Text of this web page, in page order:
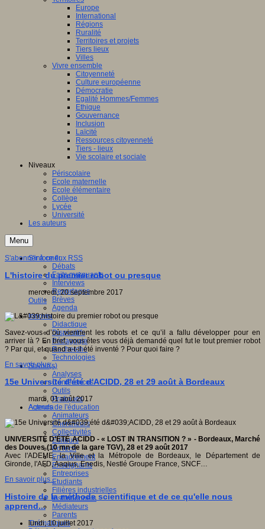
Europe
International
Régions
Ruralité
Territoires et projets
Tiers lieux
Villes
Vivre ensemble
Citoyenneté
Culture européenne
Démocratie
Egalité Hommes/Femmes
Ethique
Gouvernance
Inclusion
Laïcité
Ressources citoyenneté
Tiers - lieux
Vie scolaire et sociale
Niveaux
Périscolaire
Ecole maternelle
Ecole élémentaire
Collège
Lycée
Université
Les auteurs
Menu
S'informer
Débats
Faits marquants
Interviews
Reportages
Brèves
Agenda
Innover
Didactique
Dispositifs
Pédagogie
Recherche
Technologies
Savoir(s)
Analyses
Conférences
Outils
Pratiques
Acteurs de l'éducation
Animateurs
Chercheurs
Collectivités
Editeurs
EdTech
Encadrement
Enseignants
Entreprises
Etudiants
Filières industrielles
Institutionnels
Médiateurs
Parents
Thématiques
S'abonner à ce flux RSS
L'histoire du premier robot ou presque
mercredi, 20 septembre 2017
Outils
Savez-vous d’où viennent les robots et ce qu’il a fallu développer pour en
arriver là ? En bref, vous êtes vous déjà demandé quel fut le tout premier robot
? Par qui, et quand a-t-il été inventé ? Pour quoi faire ?
En savoir plus...
15e Université d'été d'ACIDD, 28 et 29 août à Bordeaux
mardi, 01 août 2017
Agenda
UNIVERSITÉ D’ÉTÉ ACIDD - « LOST IN TRANSITION ? » - Bordeaux, Marché
des Douves (10 mn de la gare TGV), 28 et 29 août 2017
Avec l'ADEME, la Ville et la Métropole de Bordeaux, le Département de
Gironde, l'AFD, Aaqius, Enedis, Nestlé Groupe France, SNCF…
En savoir plus...
Histoire de la méthode scientifique et de ce qu'elle nous
apprend...
lundi, 10 juillet 2017